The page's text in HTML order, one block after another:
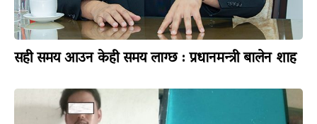
सही समय आउन केही समय लाग्छ : प्रधानमन्त्री बालेन शाह